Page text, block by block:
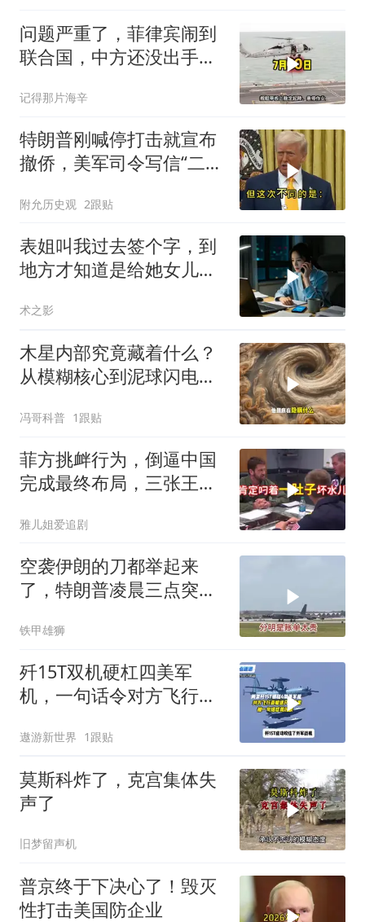
问题严重了，菲律宾闹到
联合国，中方还没出手，
记得那片海辛
特朗普刚喊停打击就宣布
撤侨，美军司令写信“二选
吗？
附允历史观 2跟贴
表姐叫我过去签个字，到
地方才知道是给她女儿婚
术之影
木星内部究竟藏着什么？
从模糊核心到泥球闪电，
冯哥科普 1跟贴
菲方挑衅行为，倒逼中国
完成最终布局，三张王牌
雅儿姐爱追剧
空袭伊朗的刀都举起来
了，特朗普凌晨三点突然
铁甲雄狮
歼15T双机硬杠四美军
机，一句话令对方飞行员
遨游新世界 1跟贴
莫斯科炸了，克宫集体失
声了
旧梦留声机
普京终于下决心了！毁灭
性打击美国防企业